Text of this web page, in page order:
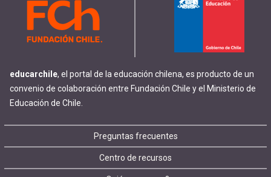
educarchile, el portal de la educación chilena, es producto de un
convenio de colaboración entre Fundación Chile y el Ministerio de
Educación de Chile.
Footer
Preguntas frecuentes
Centro de recursos